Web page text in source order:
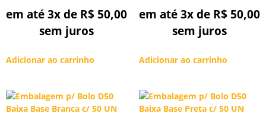
em até 3x de R$ 50,00
sem juros
Adicionar ao carrinho
em até 3x de R$ 50,00
sem juros
Adicionar ao carrinho